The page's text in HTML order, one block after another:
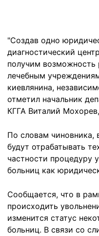
"Создав одно
диагностический
получим возможность
лечебным
киевлянина,
отметил начальник
КГГА Виталий
По словам чиновника,
будут отрабатывать
частности процедуру
больниц как
Сообщается, что в
происходить
изменится статус
больниц. В связи со